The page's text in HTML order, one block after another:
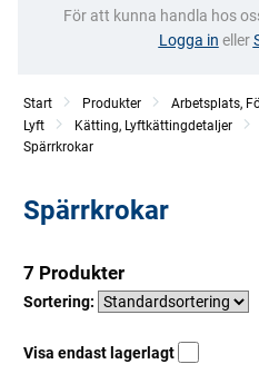
För att kunna handla hos
Logga in eller
Start Produkter
Arbetsplats,
Lyft
Kätting, Lyftkättingdetaljer
Spärrkrokar
Spärrkrokar
7 Produkter
Sortering:
Visa endast lagerlagt